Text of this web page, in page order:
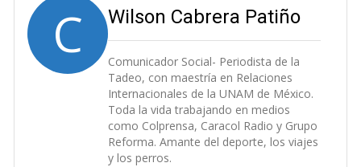
C Wilson Cabrera Patiño
Comunicador Social- Periodista de la
Tadeo, con maestría en Relaciones
Internacionales de la UNAM de México.
Toda la vida trabajando en medios
como Colprensa, Caracol Radio y Grupo
Reforma. Amante del deporte, los viajes
y los perros.